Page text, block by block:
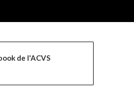
de l'ACVS